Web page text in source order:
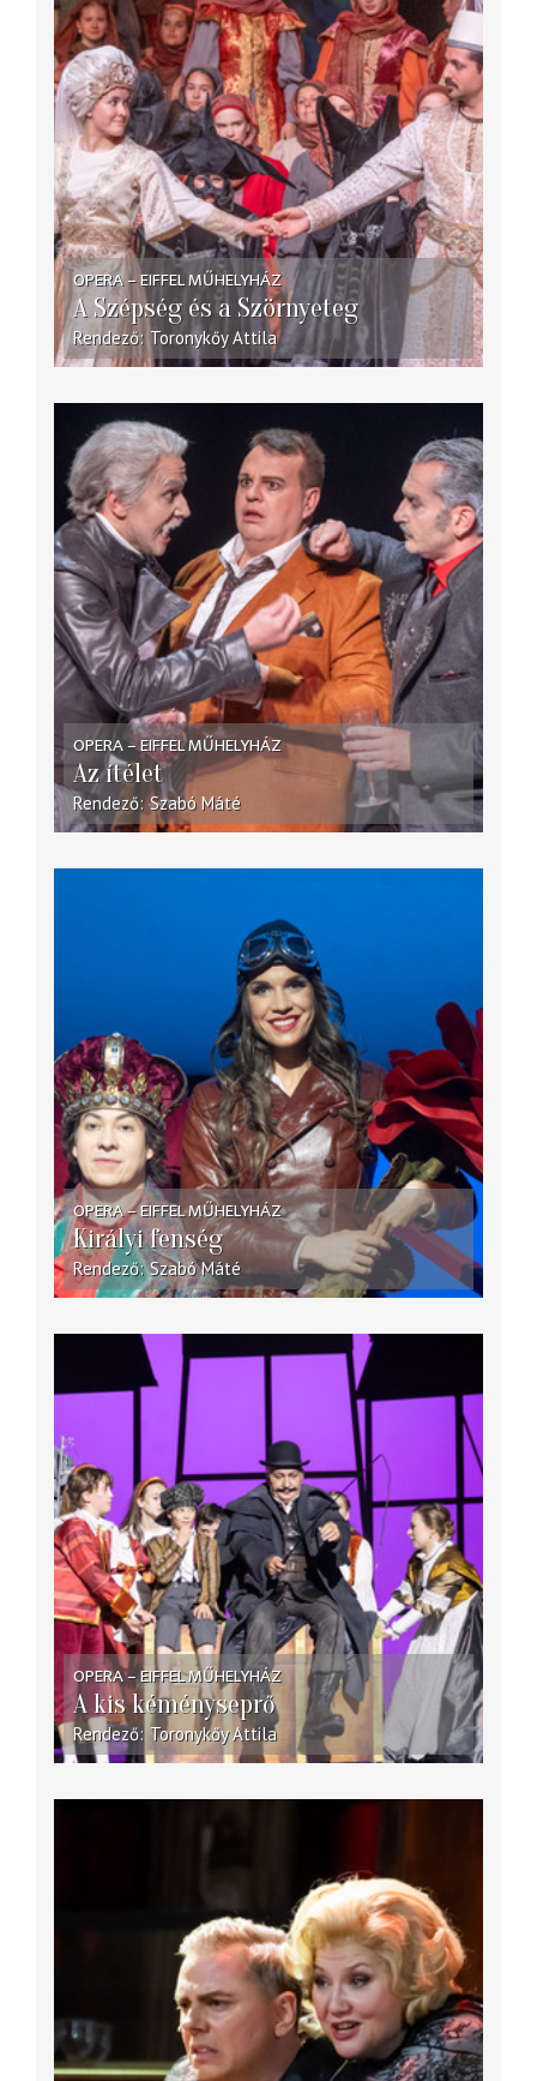
OPERA – EIFFEL MŰHELYHÁZ
A Szépség és a Szörnyeteg
Rendező Toronykőy Attila
OPERA – EIFFEL MŰHELYHÁZ
Az ítélet
Rendező Szabó Máté
OPERA – EIFFEL MŰHELYHÁZ
Királyi fenség
Rendező Szabó Máté
OPERA – EIFFEL MŰHELYHÁZ
A kis kéményseprő
Rendező Toronykőy Attila